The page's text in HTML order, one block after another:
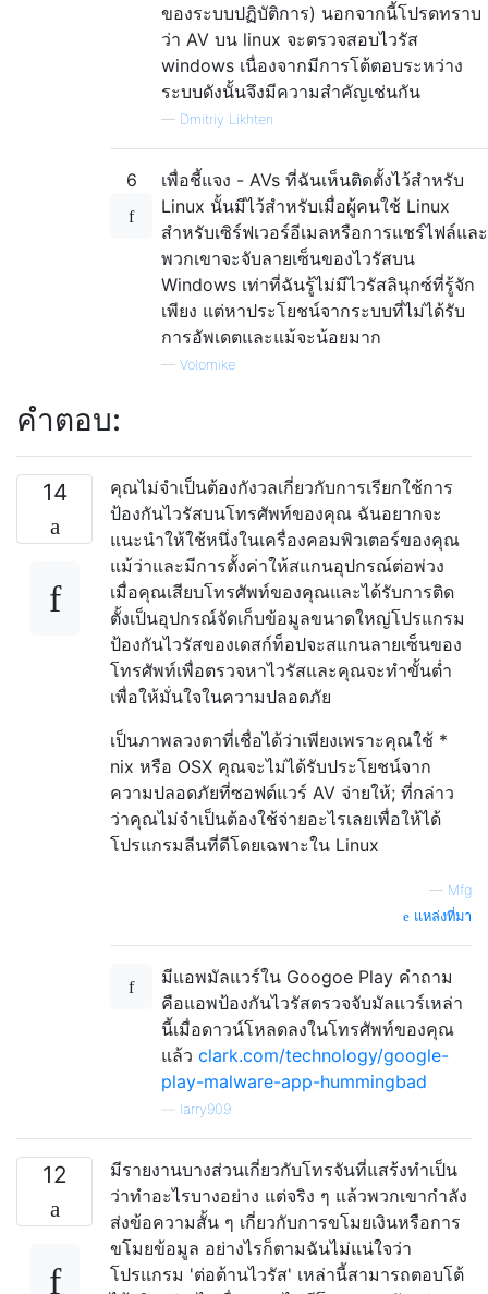
ของระบบปฏิบัติการ) นอกจากนี้โปรดทราบ
ว่า AV บน linux จะตรวจสอบไวรัส
windows เนื่องจากมีการโต้ตอบระหว่าง
ระบบดังนั้นจึงมีความสำคัญเช่นกัน
— Dmitriy Likhten
6
เพื่อชี้แจง - AVs ที่ฉันเห็นติดตั้งไว้สำหรับ
Linux นั้นมีไว้สำหรับเมื่อผู้คนใช้ Linux
สำหรับเซิร์ฟเวอร์อีเมลหรือการแชร์ไฟล์และ
พวกเขาจะจับลายเซ็นของไวรัสบน
Windows เท่าที่ฉันรู้ไม่มีไวรัสลินุกซ์ที่รู้จัก
เพียง แต่หาประโยชน์จากระบบที่ไม่ได้รับ
การอัพเดตและแม้จะน้อยมาก
— Volomike
คำตอบ:
14
คุณไม่จำเป็นต้องกังวลเกี่ยวกับการเรียกใช้การ
ป้องกันไวรัสบนโทรศัพท์ของคุณ ฉันอยากจะ
แนะนำให้ใช้หนึ่งในเครื่องคอมพิวเตอร์ของคุณ
แม้ว่าและมีการตั้งค่าให้สแกนอุปกรณ์ต่อพ่วง
เมื่อคุณเสียบโทรศัพท์ของคุณและได้รับการติด
ตั้งเป็นอุปกรณ์จัดเก็บข้อมูลขนาดใหญ่โปรแกรม
ป้องกันไวรัสของเดสก์ท็อปจะสแกนลายเซ็นของ
โทรศัพท์เพื่อตรวจหาไวรัสและคุณจะทำขั้นต่ำ
เพื่อให้มั่นใจในความปลอดภัย
เป็นภาพลวงตาที่เชื่อได้ว่าเพียงเพราะคุณใช้ *
nix หรือ OSX คุณจะไม่ได้รับประโยชน์จาก
ความปลอดภัยที่ซอฟต์แวร์ AV จ่ายให้; ที่กล่าว
ว่าคุณไม่จำเป็นต้องใช้จ่ายอะไรเลยเพื่อให้ได้
โปรแกรมลีนที่ดีโดยเฉพาะใน Linux
— Mfg
แหล่งที่มา
มีแอพมัลแวร์ใน Googoe Play คำถาม
คือแอพป้องกันไวรัสตรวจจับมัลแวร์เหล่า
นี้เมื่อดาวน์โหลดลงในโทรศัพท์ของคุณ
แล้ว clark.com/technology/google-
play-malware-app-hummingbad
larry909
12
มีรายงานบางส่วนเกี่ยวกับโทรจันที่แสร้งทำเป็น
ว่าทำอะไรบางอย่าง แต่จริง ๆ แล้วพวกเขากำลัง
ส่งข้อความสั้น ๆ เกี่ยวกับการขโมยเงินหรือการ
ขโมยข้อมูล อย่างไรก็ตามฉันไม่แน่ใจว่า
โปรแกรม 'ต่อต้านไวรัส' เหล่านี้สามารถตอบโต้